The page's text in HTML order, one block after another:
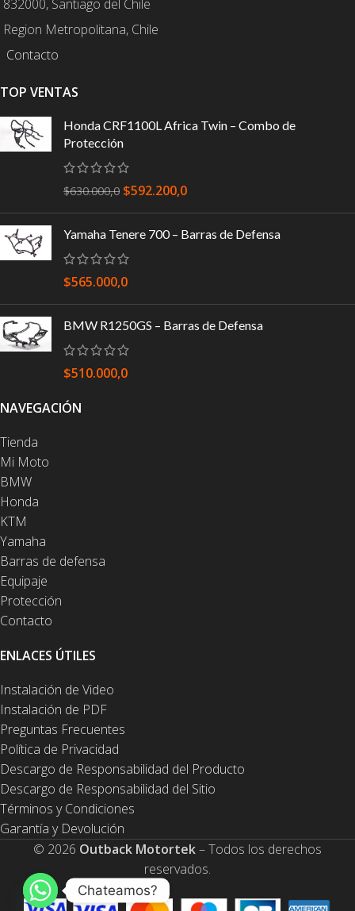
832000, Santiago del Chile
Region Metropolitana, Chile
Contacto
TOP VENTAS
Honda CRF1100L Africa Twin – Combo de
Protección
$630.000,0 $592.200,0
Yamaha Tenere 700 – Barras de Defensa
$565.000,0
BMW R1250GS – Barras de Defensa
$510.000,0
NAVEGACIÓN
Tienda
Mi Moto
BMW
Honda
KTM
Yamaha
Barras de defensa
Equipaje
Protección
Contacto
ENLACES ÚTILES
Instalación de Video
Instalación de PDF
Preguntas Frecuentes
Política de Privacidad
Descargo de Responsabilidad del Producto
Descargo de Responsabilidad del Sitio
Términos y Condiciones
Garantía y Devolución
© 2026 Outback Motortek– Todos los derechos
reservados.
Chateamos?